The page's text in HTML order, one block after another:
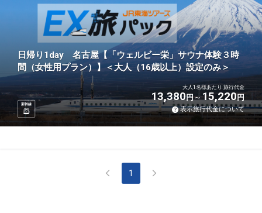
日帰り1day 名古屋【「ウェルビー栄」サウナ体験３時
間（女性用プラン）】＜大人（16歳以上）設定のみ＞
新幹線
大人1名様あたり 旅行代金
13,380円 15,220円
表示旅行代金について
1